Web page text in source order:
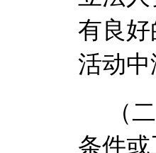
有良
活动
（
条件